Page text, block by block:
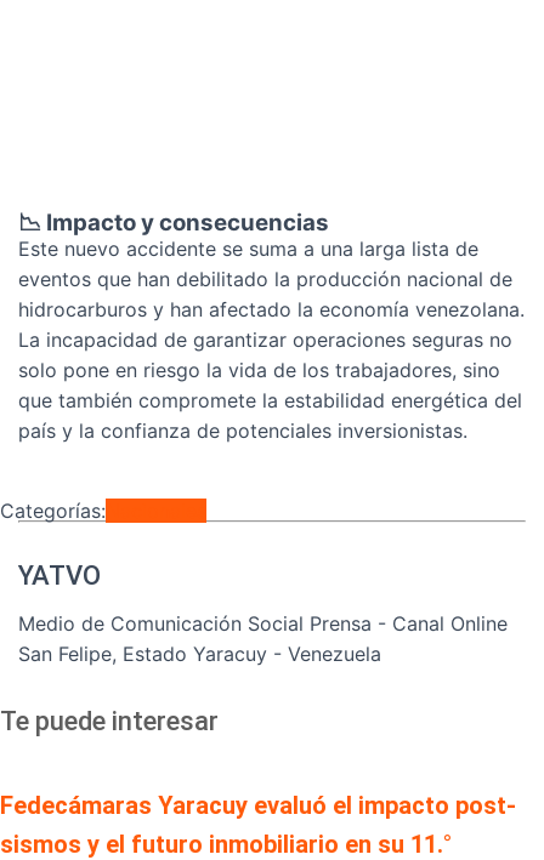
📉 Impactoyconsecuencias
Este nuevo accidente se suma a una larga lista de
eventos que han debilitado la producción nacional de
hidrocarburos y han afectado la economía venezolana.
La incapacidad de garantizar operaciones seguras no
solo pone en riesgo la vida de los trabajadores, sino
que también compromete la estabilidad energética del
país y la confianza de potenciales inversionistas.
Categorías:
YATVO
Medio de Comunicación Social Prensa - Canal Online
San Felipe, Estado Yaracuy - Venezuela
Te puede interesar
Fedecámaras Yaracuy evaluó el impacto post-
sismos y el futuro inmobiliario en su 11.°